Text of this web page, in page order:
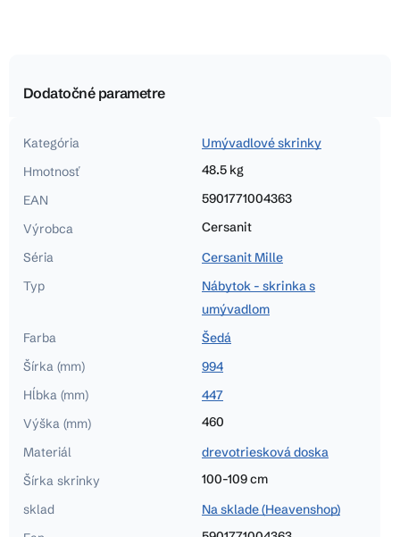
Dodatočné parametre
Kategória
Umývadlové skrinky
Hmotnosť
48.5 kg
EAN
5901771004363
Výrobca
Cersanit
Séria
Cersanit Mille
Typ
Nábytok - skrinka s
umývadlom
Farba
Šedá
Šírka (mm)
994
Hĺbka (mm)
447
Výška (mm)
460
Materiál
drevotriesková doska
Šírka skrinky
100-109 cm
sklad
Na sklade (Heavenshop)